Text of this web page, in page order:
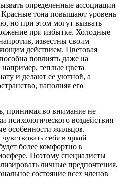
определенные ассоциации
тона повышают уровень
но при этом могут вызвать
при избытке. Холодные
известны своим
действием. Цветовая
повлиять даже на
теплые цвета
и делают ее уютной, а
наполняя его
принимая во внимание не
психологического воздействия
особенности жильцов.
себя в яркой
более комфортно в
Поэтому специалисты
личные предпочтения,
состояние всех членов